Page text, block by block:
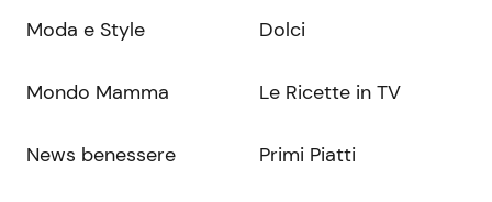
Moda e Style
Mondo Mamma
News benessere
Dolci
Le Ricette in TV
Primi Piatti